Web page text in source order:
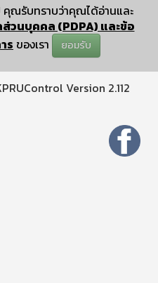
คุณรับทราบว่าคุณได้อ่านและ
วนบุคคล (PDPA) และข้อ
ร ของเรา ยอมรับ
Version 2.112
❅